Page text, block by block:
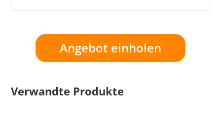
Angebot einholen
Verwandte Produkte